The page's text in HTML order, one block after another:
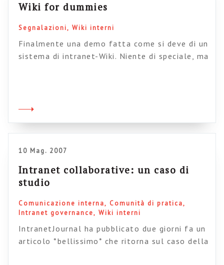
Wiki for dummies
Segnalazioni Wiki interni
Finalmente una demo fatta come si deve di un
sistema di intranet-Wiki. Niente di speciale, ma
10 Mag. 2007
Intranet collaborative: un caso di
studio
Comunicazione interna
Comunità di pratica
Intranet governance
Wiki interni
IntranetJournal ha pubblicato due giorni fa un
articolo *bellissimo* che ritorna sul caso della